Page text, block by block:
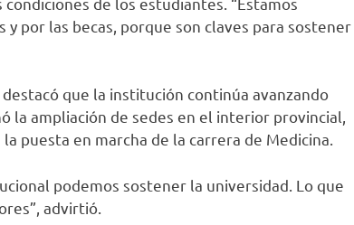
por las becas, porque son claves para sostener
que la institución continúa avanzando
la ampliación de sedes en el interior provincial,
puesta en marcha de la carrera de Medicina.
podemos sostener la universidad. Lo que
advirtió.